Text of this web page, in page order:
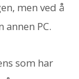
men ved å
PC.
som har